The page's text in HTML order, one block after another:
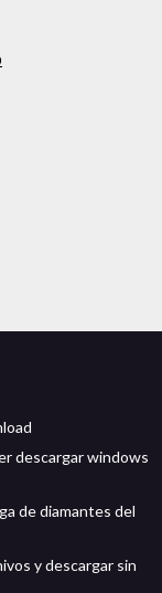
descargar windows
de diamantes del
y descargar sin